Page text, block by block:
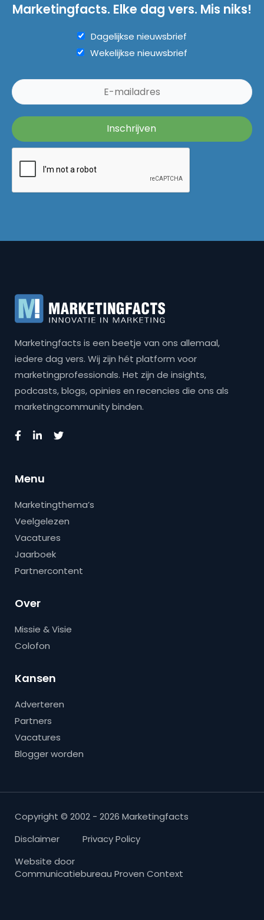
Marketingfacts. Elke dag vers. Mis niks!
Dagelijkse nieuwsbrief
Wekelijkse nieuwsbrief
Marketingfacts is een beetje van ons allemaal,
iedere dag vers. Wij zijn hét platform voor
marketingprofessionals. Het zijn de insights,
podcasts, blogs, opinies en recencies die ons als
marketingcommunity binden.
Menu
Marketingthema’s
Veelgelezen
Vacatures
Jaarboek
Partnercontent
Over
Missie & Visie
Colofon
Kansen
Adverteren
Partners
Vacatures
Blogger worden
Copyright © 2002 - 2026 Marketingfacts
Disclaimer
Privacy Policy
Website door
Communicatiebureau Proven Context